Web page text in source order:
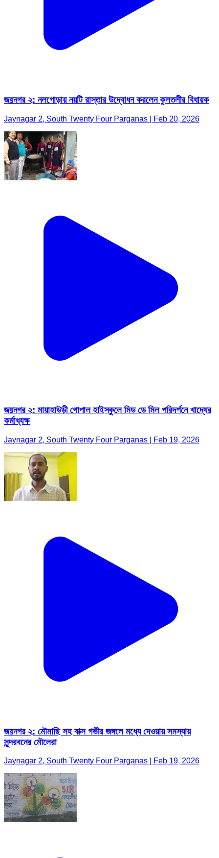
জয়নগর ২: নলগোড়ায় নয়টি রাস্তার উদ্বোধন করলেন কুলতলীর বিধায়ক
Jaynagar 2, South Twenty Four Parganas | Feb 20, 2026
জয়নগর ২: মায়াহাউড়ী গোপাল হাইস্কুলে মিড ডে মিল পরিদর্শনে খাদ্যের
কর্মাধ্যক্ষ
Jaynagar 2, South Twenty Four Parganas | Feb 19, 2026
জয়নগর ২: মৌমাছি সহ বাক্স গভীর জঙ্গলে মধ্যে দেওয়ায় সমস্যায়
সুন্দরবনের মৌলেরা
Jaynagar 2, South Twenty Four Parganas | Feb 19, 2026